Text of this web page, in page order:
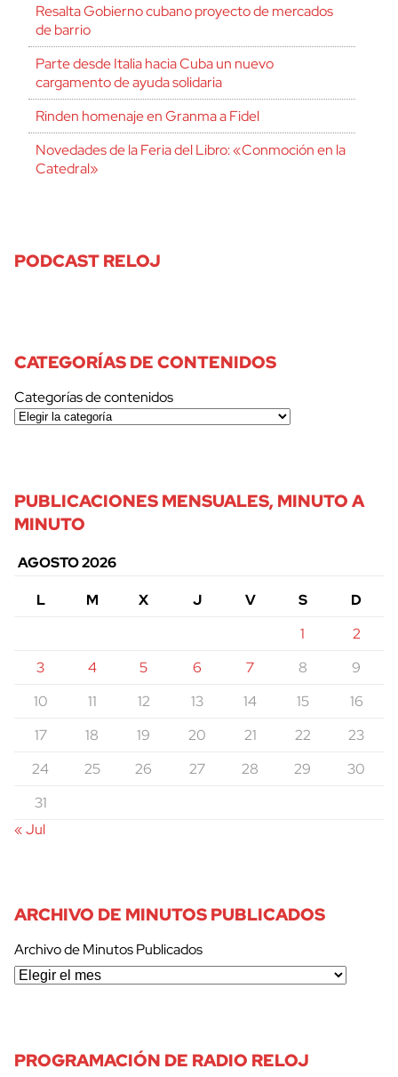
Resalta Gobierno cubano proyecto de mercados
de barrio
Parte desde Italia hacia Cuba un nuevo
cargamento de ayuda solidaria
Rinden homenaje en Granma a Fidel
Novedades de la Feria del Libro: «Conmoción en la
Catedral»
PODCAST RELOJ
CATEGORÍAS DE CONTENIDOS
Categorías de contenidos
PUBLICACIONES MENSUALES, MINUTO A
MINUTO
AGOSTO 2026
L
M X J V S
D
1
2
3
4 5 6 7 8
9
10
11 12 13 14 15
16
17
18 19 20 21 22
23
24
25 26 27 28 29
30
31
« Jul
ARCHIVO DE MINUTOS PUBLICADOS
Archivo de Minutos Publicados
PROGRAMACIÓN DE RADIO RELOJ